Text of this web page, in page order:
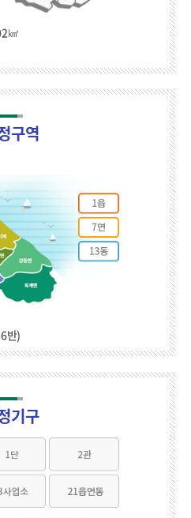
㎢
구역
반)
기구